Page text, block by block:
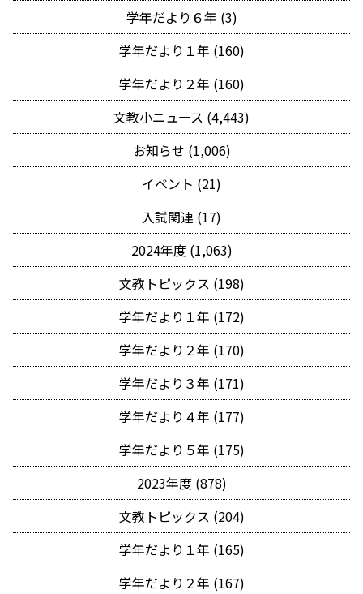
学年だより６年 (3)
学年だより１年 (160)
学年だより２年 (160)
文教小ニュース (4,443)
お知らせ (1,006)
イベント (21)
入試関連 (17)
2024年度 (1,063)
文教トピックス (198)
学年だより１年 (172)
学年だより２年 (170)
学年だより３年 (171)
学年だより４年 (177)
学年だより５年 (175)
2023年度 (878)
文教トピックス (204)
学年だより１年 (165)
学年だより２年 (167)